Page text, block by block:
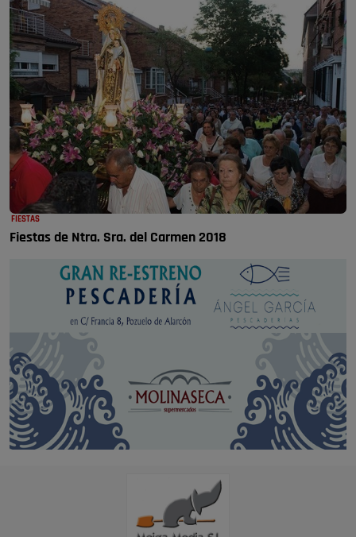
FIESTAS
Fiestas de Ntra. Sra. del Carmen 2018